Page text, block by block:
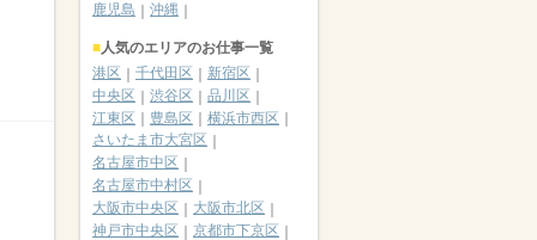
鹿児島
沖縄
人気のエリアのお仕事一覧
港区
千代田区
新宿区
中央区
渋谷区
品川区
江東区
豊島区
横浜市西区
さいたま市大宮区
名古屋市中区
名古屋市中村区
大阪市中央区
大阪市北区
神戸市中央区
京都市下京区